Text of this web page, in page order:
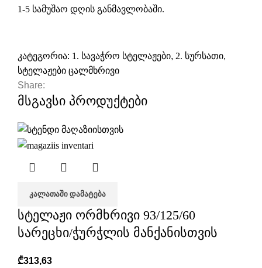
1-5 სამუშაო დღის განმავლობაში.
კატეგორია: 1. სავაჭრო სტელაჟები, 2. სურსათი,
სტელაჟები ცალმხრივი
Share:
მსგავსი პროდუქტები
ᲙᲐᲚᲐᲗᲐᲨᲘ ᲓᲐᲛᲐᲢᲔᲑᲐ
სტელაჟი ორმხრივი 93/125/60
სარეცხი/ჭურჭლის მანქანისთვის
₾313,63